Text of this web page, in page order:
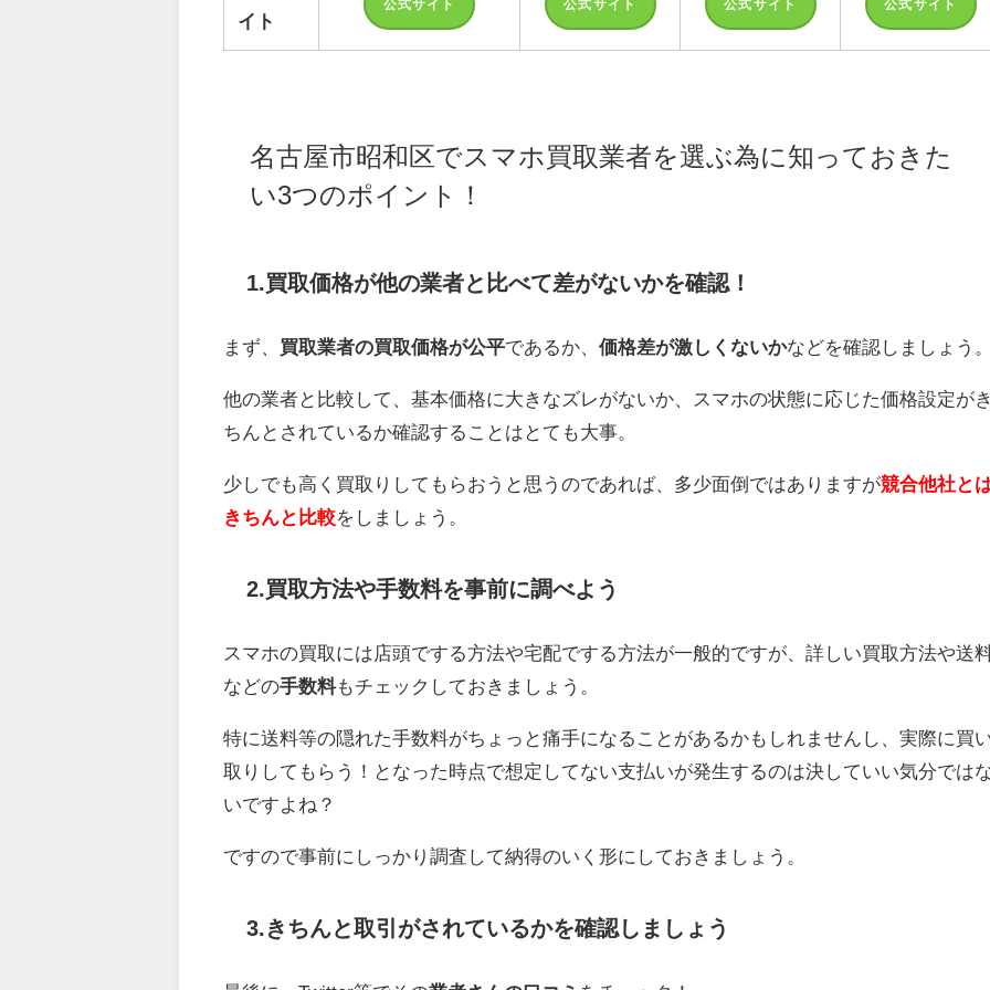
イト
公式サイト 公式サイト 公式サイト 公式サイト
名古屋市昭和区でスマホ買取業者を選ぶ為に知っておきた
い3つのポイント！
1.買取価格が他の業者と比べて差がないかを確認！
まず、 買取業者の買取価格が公平であるか、価格差が激しくないかなどを確認しましょう。
他の業者と比較して、基本価格に大きなズレがないか、スマホの状態に応じた価格設定がき
ちんとされているか確認することはとても大事。
少しでも高く買取りしてもらおうと思うのであれば、多少面倒ではありますが競合他社と
きちんと比較をしましょう。
2.買取方法や手数料を事前に調べよう
スマホの買取には店頭でする方法や宅配でする方法が一般的ですが、詳しい買取方法や送
などの手数料もチェックしておきましょう。
特に送料等の隠れた手数料がちょっと痛手になることがあるかもしれませんし、実際に買
取りしてもらう！となった時点で想定してない支払いが発生するのは決していい気分では
いですよね？
ですので事前にしっかり調査して納得のいく形にしておきましょう。
3.きちんと取引がされているかを確認しましょう